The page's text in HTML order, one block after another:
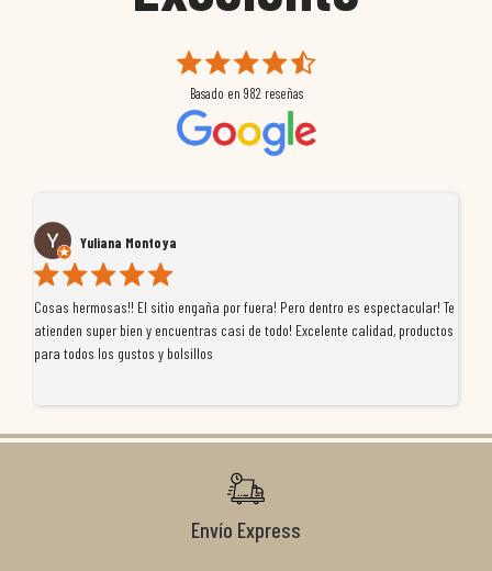
Basado en 982 reseñas
Yuliana Montoya
Cosas hermosas!! El sitio engaña por fuera! Pero dentro es espectacular! Te
atienden super bien y encuentras casi de todo! Excelente calidad, productos
para todos los gustos y bolsillos
Envío Express